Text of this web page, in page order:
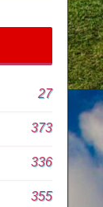
27
373
336
355